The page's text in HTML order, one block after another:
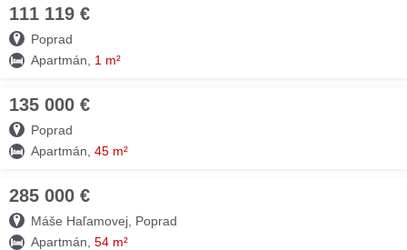
111 119 €
Poprad
Apartmán, 1 m²
135 000 €
Poprad
Apartmán, 45 m²
285 000 €
Máše Haľamovej, Poprad
Apartmán, 54 m²